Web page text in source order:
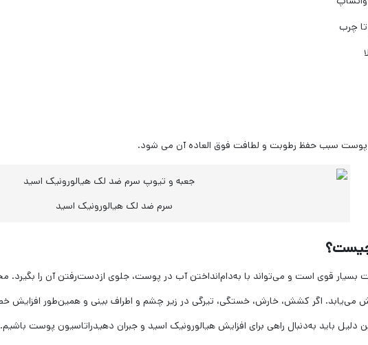
چرب
پوست سبب حفظ رطوبت و لطافت فوق العاده آن می شود.
سرم ضد لک هیالورونیک اسید
بسیار قوی است و می‌تواند با به‌دام‌انداختن آب در پوست، جلوی ازدست‌رفتن آن را
می‌یابد. اگر کشش، خارش، خستگی، تیرگی در زیر چشم و اطراف بینی و همین‌طور
باید به‌دنبال راهی برای افزایش هیالورونیک اسید و جبران دهیدراتاسیون پوست باشیم.